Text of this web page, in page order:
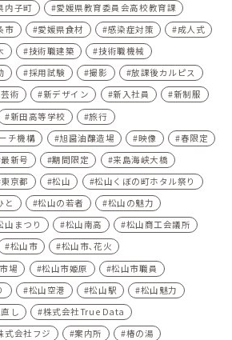
内子町
愛媛県教育委員会高校教育課
市 愛媛県食材 感染症対策
成人式
技術職建築
技術職機械
採用試験 撮影
放課後カルピス
術 新デザイン 新入社員
新制服
新田高等学校
旅行
チ機構
旭醤油醸造場 映像
春限定
最新号 期間限定
来島海峡大橋
東京都 松山
松山くぼの町ホタル祭り
と 松山の若者
松山の魅力
山まつり 松山南高
松山商工会議所
松山市
松山市､花火
場
松山市姫原
松山市職員
松山空港 松山駅
松山魅力
し
株式会社True Data
式会社フジ 案内所
椿の湯